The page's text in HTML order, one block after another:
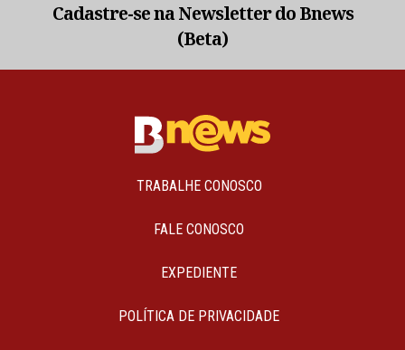
Cadastre-se na Newsletter do Bnews
(Beta)
TRABALHE CONOSCO
FALE CONOSCO
EXPEDIENTE
POLÍTICA DE PRIVACIDADE